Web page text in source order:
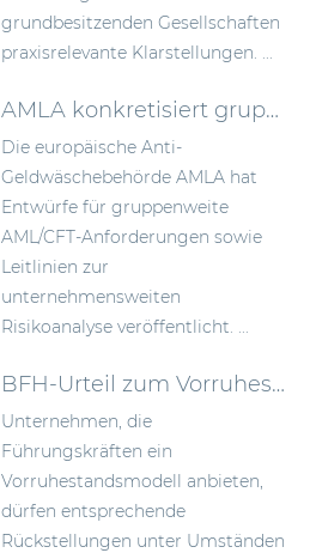
grundbesitzenden Gesellschaften
praxisrelevante Klarstellungen. ...
AMLA konkretisiert gruppenweite AML-Anforderungen und die unternehmensweite Risikoanalyse
Die europäische Anti-
Geldwäschebehörde AMLA hat
Entwürfe für gruppenweite
AML/CFT-Anforderungen sowie
Leitlinien zur
unternehmensweiten
Risikoanalyse veröffentlicht. ...
BFH-Urteil zum Vorruhestandsmodell: Rückstellungen früher bilden als bisher anerkannt
Unternehmen, die
Führungskräften ein
Vorruhestandsmodell anbieten,
dürfen entsprechende
Rückstellungen unter Umständen